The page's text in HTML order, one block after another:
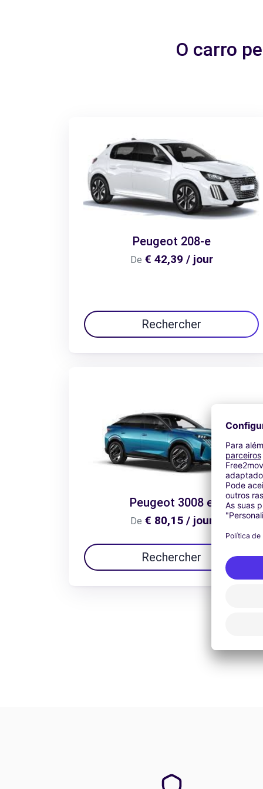
O carro
Peugeot 208-e
De € 42,39 / jour
Rechercher
Peugeot 3008 e
De € 80,15 / jour
Rechercher